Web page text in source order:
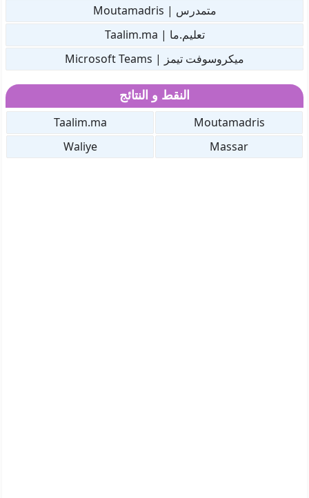
متمدرس | Moutamadris
تعليم.ما | Taalim.ma
ميكروسوفت تيمز | Microsoft Teams
النقط و النتائج
Moutamadris
Taalim.ma
Massar
Waliye